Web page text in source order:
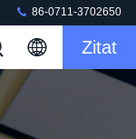
86-0711-3702650
Zitat